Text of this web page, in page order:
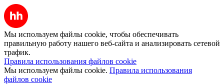
Мы используем файлы cookie, чтобы обеспечивать
правильную работу нашего веб-сайта и анализировать сетевой
трафик.
Правила использования файлов cookie
Мы используем файлы cookie. Правила использования
файлов cookie